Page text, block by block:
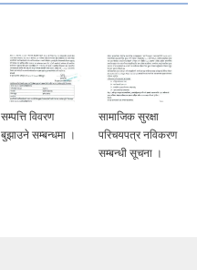
सम्पत्ति विवरण
बुझाउने सम्बन्धमा ।
सामाजिक सुरक्षा
परिचयपत्र नविकरण
सम्बन्धी सूचना ।